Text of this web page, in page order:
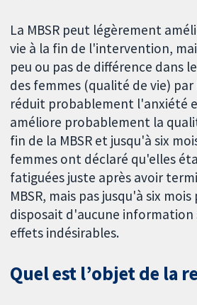
La MBSR peut légèrement
vie à la fin de l'intervention,
peu ou pas de différence dans
des femmes (qualité de vie) par
réduit probablement l'anxiété
améliore probablement la
fin de la MBSR et jusqu'à six
femmes ont déclaré qu'elles
fatiguées juste après avoir
MBSR, mais pas jusqu'à six
disposait d'aucune information
effets indésirables.
Quel est l’objet de la